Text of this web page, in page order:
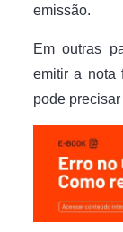
emissão.
Em outras
emitir a nota
pode